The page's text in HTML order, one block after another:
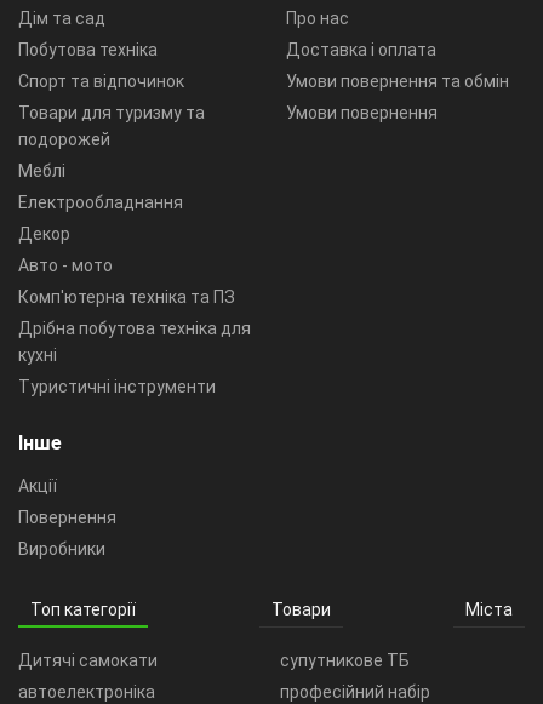
Дім та сад
Побутова техніка
Спорт та відпочинок
Товари для туризму та
подорожей
Меблі
Електрообладнання
Декор
Авто - мото
Комп'ютерна техніка та ПЗ
Дрібна побутова техніка для
кухні
Туристичні інструменти
Про нас
Доставка і оплата
Умови повернення та обмін
Умови повернення
Інше
Акції
Повернення
Виробники
Топ категорії Товари Міста
Дитячі самокати
автоелектроніка
супутникове ТБ
професійний набір